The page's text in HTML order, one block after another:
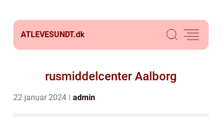
ATLEVESUNDT.dk
rusmiddelcenter Aalborg
22 januar 2024 admin